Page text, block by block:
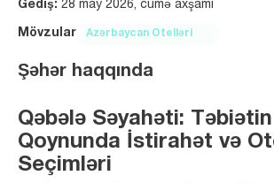
Gediş: 28 may 2026, cümə axşamı
Mövzular Azərbaycan Otelləri
Şəhər haqqında
Qəbələ Səyahəti: Təbiətin
Qoynunda İstirahət və
Seçimləri